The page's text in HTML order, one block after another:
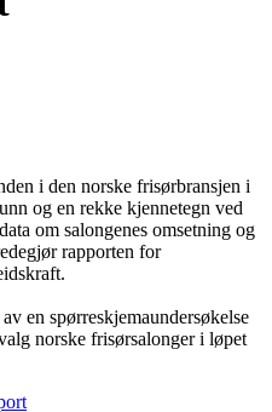
i den norske frisørbransjen i
og en rekke kjennetegn ved
om salongenes omsetning og
rapporten for
en spørreskjemaundersøkelse
norske frisørsalonger i løpet